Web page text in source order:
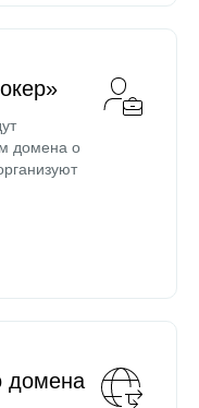
домена о
домена